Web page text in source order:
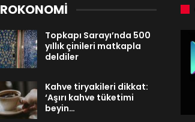
ROKONOMİ
Topkapı Sarayı’nda 500
yıllık çinileri matkapla
deldiler
Kahve tiryakileri dikkat:
‘Aşırı kahve tüketimi
beyin…